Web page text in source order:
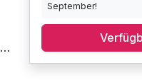
September!